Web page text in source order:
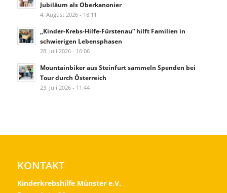
Jubiläum als Oberkanonier
4. August 2026 - 18:11
„Kinder-Krebs-Hilfe-Fürstenau“ hilft Familien in
schwierigen Lebensphasen
28. Juli 2026 - 16:06
Mountainbiker aus Steinfurt sammeln Spenden bei
Tour durch Österreich
23. Juli 2026 - 11:44
KONTAKT
Kinderkrebshilfe Münster e.V.